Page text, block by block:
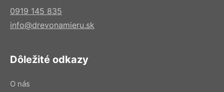
0919 145 835
info@drevonamieru.sk
Dôležité odkazy
O nás